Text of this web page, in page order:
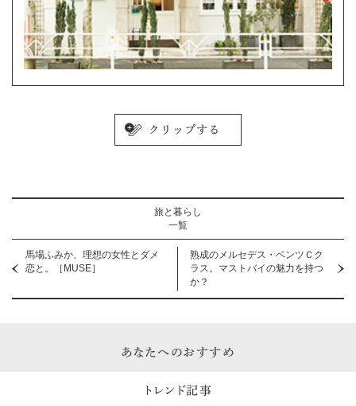
旅と暮らし
一覧
馬場ふみか、理想の女性とダメ
恋と。［MUSE］
熟成のメルセデス・ベンツＣク
ラス。マストバイの魅力を持つ
か？
あなたへのおすすめ
トレンド記事